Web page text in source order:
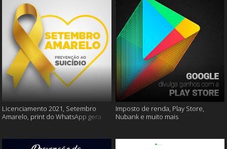
Licenciamento 2021, Setembro
Amarelo, print do WhatsApp gera
Imposto de renda, Play Store,
Nubank e muito mais